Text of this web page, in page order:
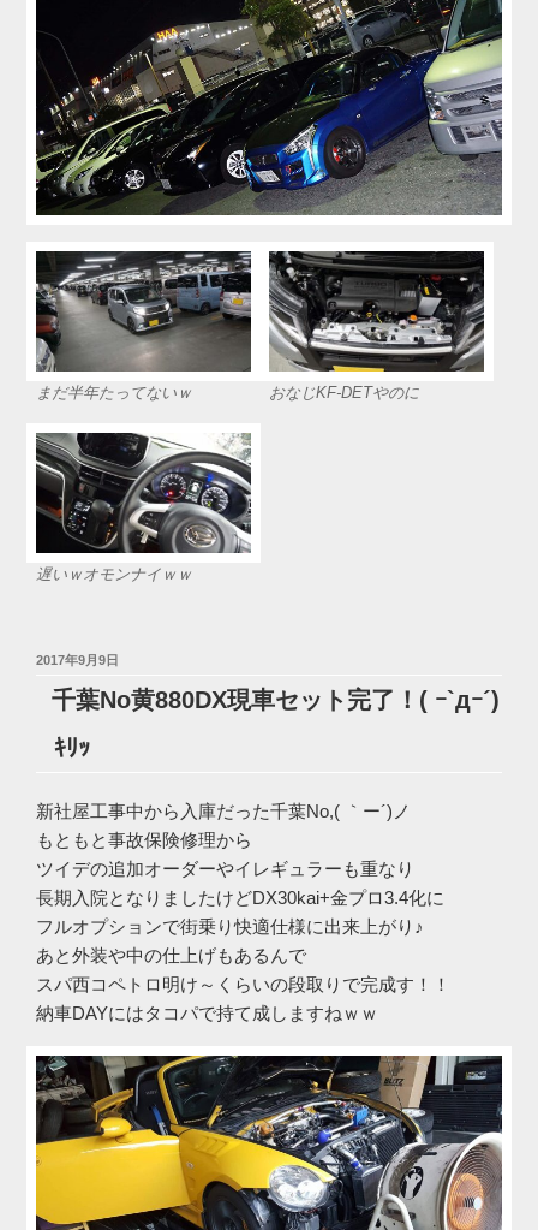
まだ半年たってないｗ おなじKF-DETやのに
遅いｗオモンナイｗｗ
投
日:
2017年9月9日
千葉No黄880DX現車セット完了！( ｰ`дｰ´)
ｷﾘｯ
新社屋工事中から入庫だった千葉No,( ｀ー´)ノ
もともと事故保険修理から
ツイデの追加オーダーやイレギュラーも重なり
長期入院となりましたけどDX30kai+金プロ3.4化に
フルオプションで街乗り快適仕様に出来上がり♪
あと外装や中の仕上げもあるんで
スパ西コペトロ明け～くらいの段取りで完成す！！
納車DAYにはタコパで持て成しますねｗｗ